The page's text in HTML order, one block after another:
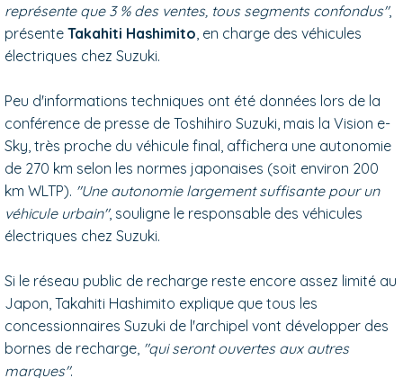
représente que 3 % des ventes, tous segments confondus",
présente Takahiti Hashimito, en charge des véhicules
électriques chez Suzuki.
Peu d'informations techniques ont été données lors de la
conférence de presse de Toshihiro Suzuki, mais la Vision e-
Sky, très proche du véhicule final, affichera une autonomie
de 270 km selon les normes japonaises (soit environ 200
km WLTP). "Une autonomie largement suffisante pour un
véhicule urbain", souligne le responsable des véhicules
électriques chez Suzuki.
Si le réseau public de recharge reste encore assez limité au
Japon, Takahiti Hashimito explique que tous les
concessionnaires Suzuki de l'archipel vont développer des
bornes de recharge, "qui seront ouvertes aux autres
marques".